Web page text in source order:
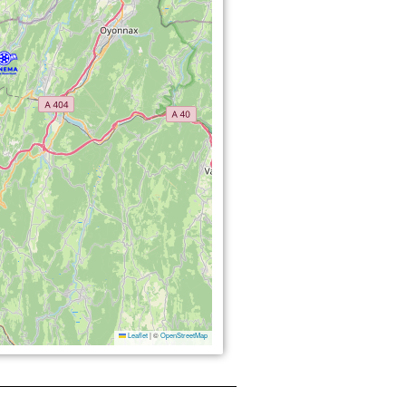
Leaflet |©OpenStreetMap